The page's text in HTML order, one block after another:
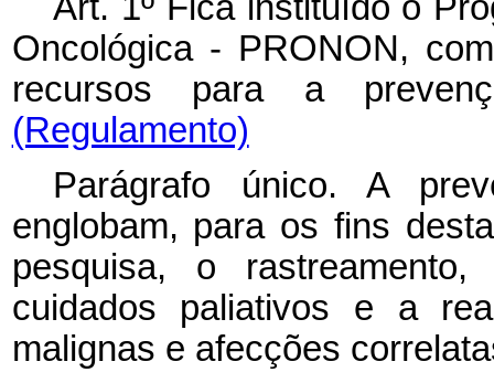
Oncológica - PRONON,
recursos para a
(Regulamento)
Parágrafo único. A
englobam, para os fins
pesquisa, o
cuidados paliativos e a
malignas e afecções